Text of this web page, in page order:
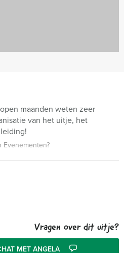
maanden weten zeer
van het uitje, het
Vragen over dit uitje?
MET ANGELA